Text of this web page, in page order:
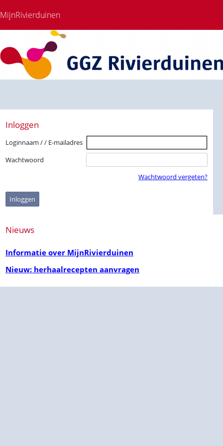
MijnRivierduinen
Inloggen
Loginnaam / / E-mailadres
Wachtwoord
Wachtwoord vergeten?
Nieuws
Informatie over MijnRivierduinen
Nieuw: herhaalrecepten aanvragen